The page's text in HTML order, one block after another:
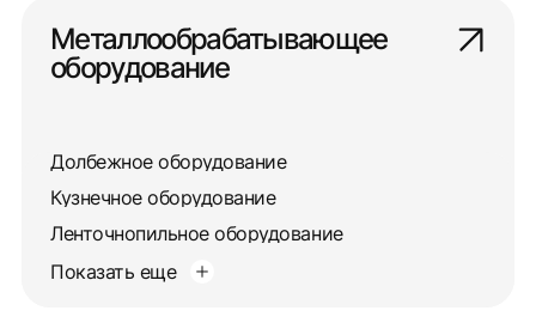
Металлообрабатывающее
оборудование
Долбежное оборудование
Кузнечное оборудование
Ленточнопильное оборудование
Показать еще